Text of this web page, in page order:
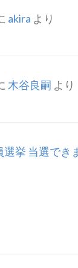
akira より
木谷良嗣 より
挙 当選でき